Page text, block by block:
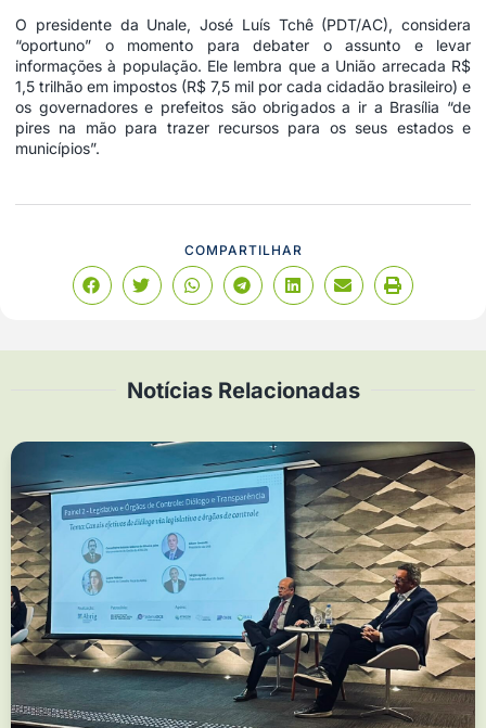
O presidente da Unale, José Luís Tchê (PDT/AC), considera
“oportuno” o momento para debater o assunto e levar
informações à população. Ele lembra que a União arrecada R$
1,5 trilhão em impostos (R$ 7,5 mil por cada cidadão brasileiro) e
os governadores e prefeitos são obrigados a ir a Brasília “de
pires na mão para trazer recursos para os seus estados e
municípios”.
COMPARTILHAR
Notícias Relacionadas